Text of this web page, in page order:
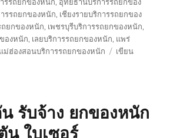
รรถยกของหนัก, เชียงรายบริการรถยกของ
ถยกของหนัก, เพชรบุรีบริการรถยกของหนัก,
องหนัก, เลยบริการรถยกของหนัก, แพร่
แม่ฮ่องสอนบริการรถยกของหนัก
เขียน
รับจ้าง ยกของหนัก
น ใบเซอร์